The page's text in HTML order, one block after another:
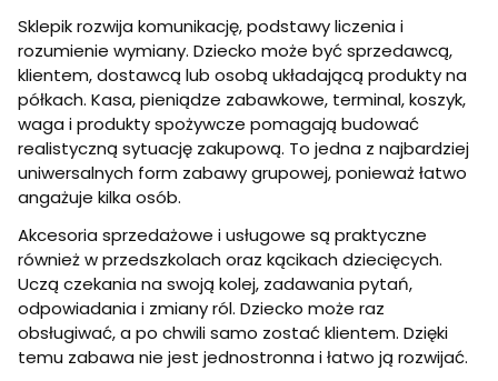
Sklepik rozwija komunikację, podstawy liczenia i
rozumienie wymiany. Dziecko może być sprzedawcą,
klientem, dostawcą lub osobą układającą produkty na
półkach. Kasa, pieniądze zabawkowe, terminal, koszyk,
waga i produkty spożywcze pomagają budować
realistyczną sytuację zakupową. To jedna z najbardziej
uniwersalnych form zabawy grupowej, ponieważ łatwo
angażuje kilka osób.
Akcesoria sprzedażowe i usługowe są praktyczne
również w przedszkolach oraz kącikach dziecięcych.
Uczą czekania na swoją kolej, zadawania pytań,
odpowiadania i zmiany ról. Dziecko może raz
obsługiwać, a po chwili samo zostać klientem. Dzięki
temu zabawa nie jest jednostronna i łatwo ją rozwijać.